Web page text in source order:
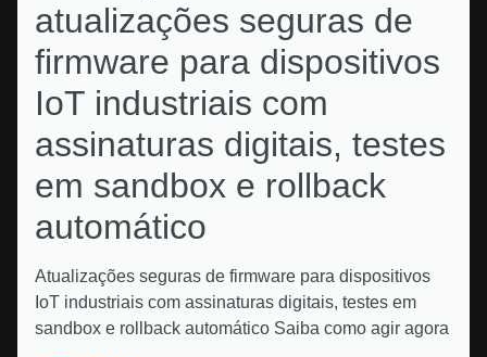
atualizações seguras de
firmware para dispositivos
IoT industriais com
assinaturas digitais, testes
em sandbox e rollback
automático
Atualizações seguras de firmware para dispositivos
IoT industriais com assinaturas digitais, testes em
sandbox e rollback automático Saiba como agir agora